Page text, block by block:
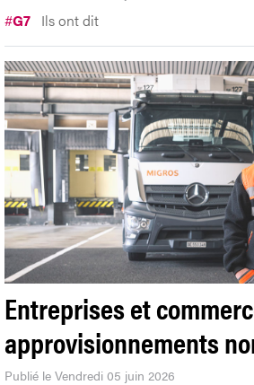
#G7 Ils ont dit
Entreprises et
approvisionnements
Publié le Vendredi 05 juin 2026